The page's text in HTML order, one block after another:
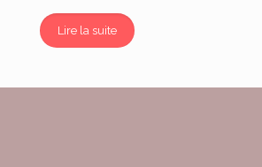
Lire la suite